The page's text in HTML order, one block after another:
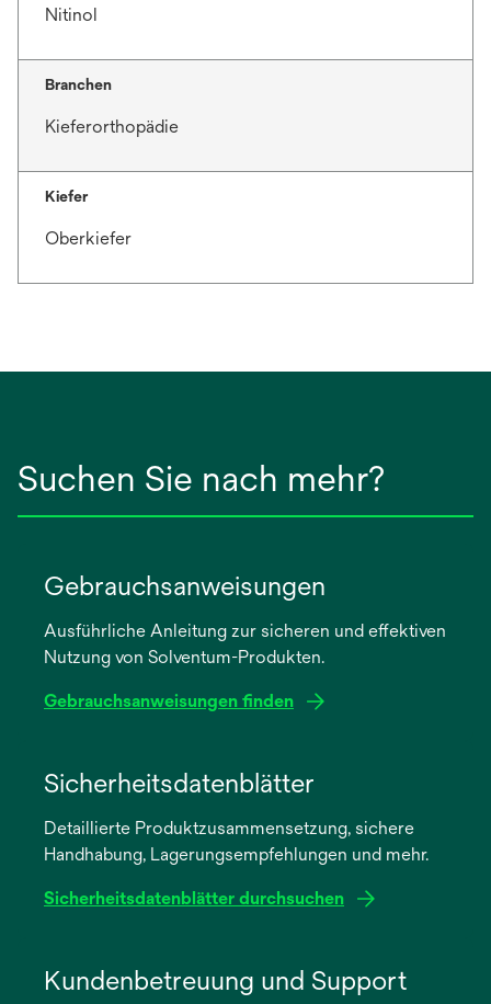
Nitinol
Branchen
Kieferorthopädie
Kiefer
Oberkiefer
Suchen Sie nach mehr?
Gebrauchsanweisungen
Ausführliche Anleitung zur sicheren und effektiven
Nutzung von Solventum-Produkten.
Gebrauchsanweisungen finden
neuen
Registerkarte
Sicherheitsdatenblätter
Detaillierte Produktzusammensetzung, sichere
Handhabung, Lagerungsempfehlungen und mehr.
Sicherheitsdatenblätter durchsuchen
Kundenbetreuung und Support